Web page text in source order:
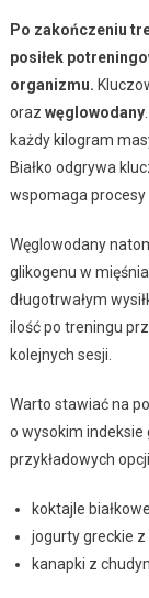
Po zakończeniu
posiłek
organizmu.
oraz węglowodany
każdy kilogram
Białko odgrywa
wspomaga procesy
Węglowodany
glikogenu w
długotrwałym
ilość po treningu
kolejnych sesji.
Warto stawiać na
o wysokim indeksie
przykładowych
koktajle
jogurty greckie
kanapki z